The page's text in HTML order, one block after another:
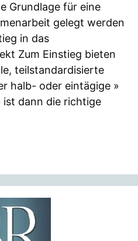
Grundlage für eine
gelegt werden
in das
Zum Einstieg bieten
teilstandardisierte
halb- oder eintägige »
ist dann die richtige